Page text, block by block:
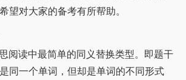
望对大家的备考有所帮助。
阅读中最简单的同义替换类型。即题干
同一个单词，但却是单词的不同形式